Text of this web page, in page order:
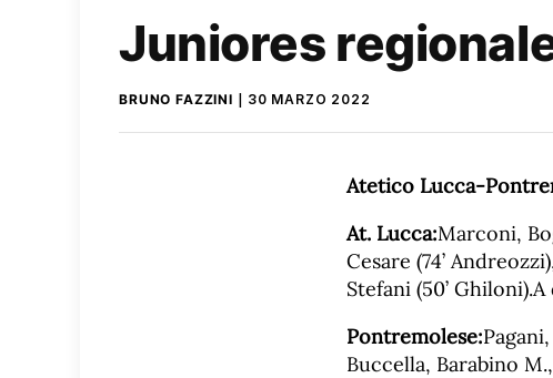
Juniores
BRUNO FAZZINI 30 MARZO 2022
Atetico Lucca-
At. Lucca:Marconi,
Cesare (74’
Stefani (50’
Pontremolese:
Buccella, Barabino